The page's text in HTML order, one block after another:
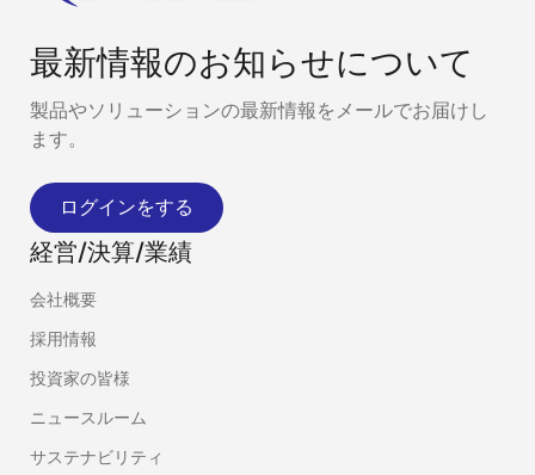
最新情報のお知らせについて
製品やソリューションの最新情報をメールでお届けし
ます。
ログインをする
経営/決算/業績
会社概要
採用情報
投資家の皆様
ニュースルーム
サステナビリティ